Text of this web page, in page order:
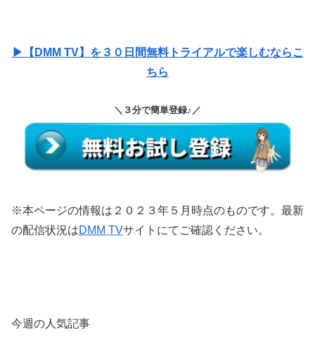
▶【DMM TV】を３０日間無料トライアルで楽しむならこ
ちら
＼３分で簡単登録♪／
※本ページの情報は２０２３年５月時点のものです。最新
の配信状況はDMM TVサイトにてご確認ください。
今週の人気記事